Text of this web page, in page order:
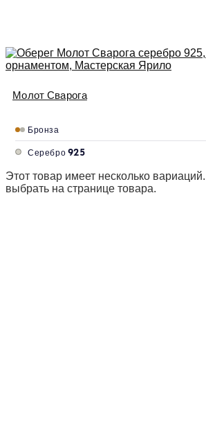
Молот Сварога
Бронза
Серебро 925
Этот товар имеет несколько
выбрать на странице товара.